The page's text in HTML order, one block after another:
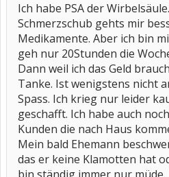
Ich habe PSA der
Schmerzschub gehts mir
Medikamente. Aber ich bin
geh nur 20Stunden die
Dann weil ich das Geld
Tanke. Ist wenigstens nicht
Spass. Ich krieg nur leider
geschafft. Ich habe auch
Kunden die nach Haus
Mein bald Ehemann
das er keine Klamotten hat